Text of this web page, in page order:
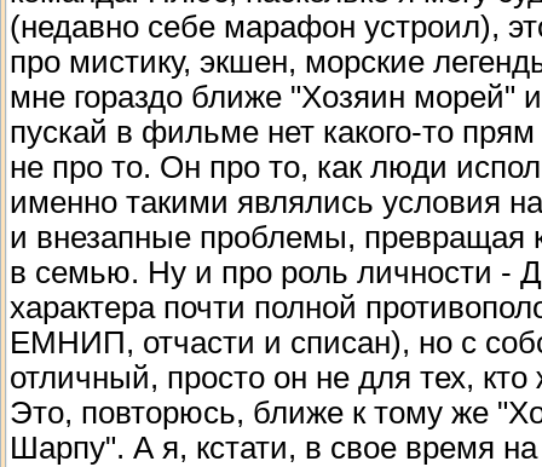
(недавно себе марафон устроил),
про мистику, экшен, морские
мне гораздо ближе "Хозяин морей"
пускай в фильме нет какого-то
не про то. Он про то, как люди
именно такими являлись условия
и внезапные проблемы, превращая
в семью. Ну и про роль личности -
характера почти полной
ЕМНИП, отчасти и списан), но с
отличный, просто он не для тех,
Это, повторюсь, ближе к тому же
Шарпу". А я, кстати, в свое время